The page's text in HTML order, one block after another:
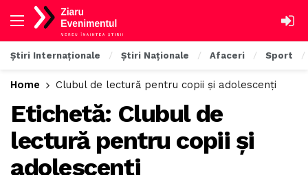
Știri Internaționale Știri Naționale Afaceri Sport
Home Clubul de lectură pentru copii și adolescenți
Etichetă: Clubul de
lectură pentru copii și
adolescenți